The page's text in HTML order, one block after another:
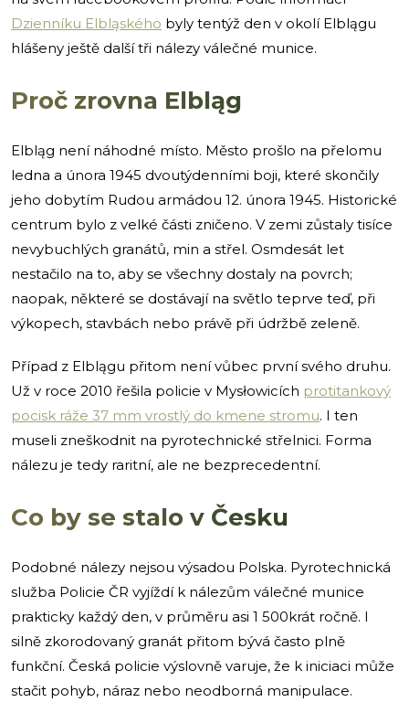
Dzienníku Elbląského byly tentýž den v okolí Elblągu
hlášeny ještě další tři nálezy válečné munice.
Proč zrovna Elbląg
Elbląg není náhodné místo. Město prošlo na přelomu
ledna a února 1945 dvoutýdenními boji, které skončily
jeho dobytím Rudou armádou 12. února 1945. Historické
centrum bylo z velké části zničeno. V zemi zůstaly tisíce
nevybuchlých granátů, min a střel. Osmdesát let
nestačilo na to, aby se všechny dostaly na povrch;
naopak, některé se dostávají na světlo teprve teď, při
výkopech, stavbách nebo právě při údržbě zeleně.
Případ z Elblągu přitom není vůbec první svého druhu.
Už v roce 2010 řešila policie v Mysłowicích protitankový
pocisk ráže 37 mm vrostlý do kmene stromu. I ten
museli zneškodnit na pyrotechnické střelnici. Forma
nálezu je tedy raritní, ale ne bezprecedentní.
Co by se stalo v Česku
Podobné nálezy nejsou výsadou Polska. Pyrotechnická
služba Policie ČR vyjíždí k nálezům válečné munice
prakticky každý den, v průměru asi 1 500krát ročně. I
silně zkorodovaný granát přitom bývá často plně
funkční. Česká policie výslovně varuje, že k iniciaci může
stačit pohyb, náraz nebo neodborná manipulace.